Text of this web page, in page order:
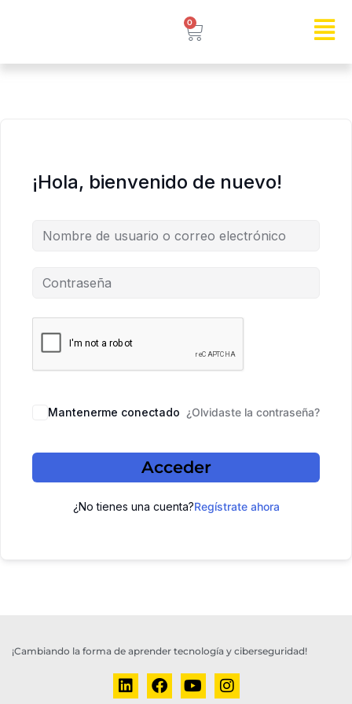
0
¡Hola, bienvenido de nuevo!
Mantenerme conectado ¿Olvidaste la contraseña?
Acceder
¿No tienes una cuenta?Regístrate ahora
¡Cambiando la forma de aprender tecnología y ciberseguridad!